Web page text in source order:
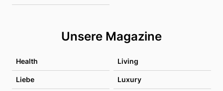
Unsere Magazine
Health Living
Liebe Luxury